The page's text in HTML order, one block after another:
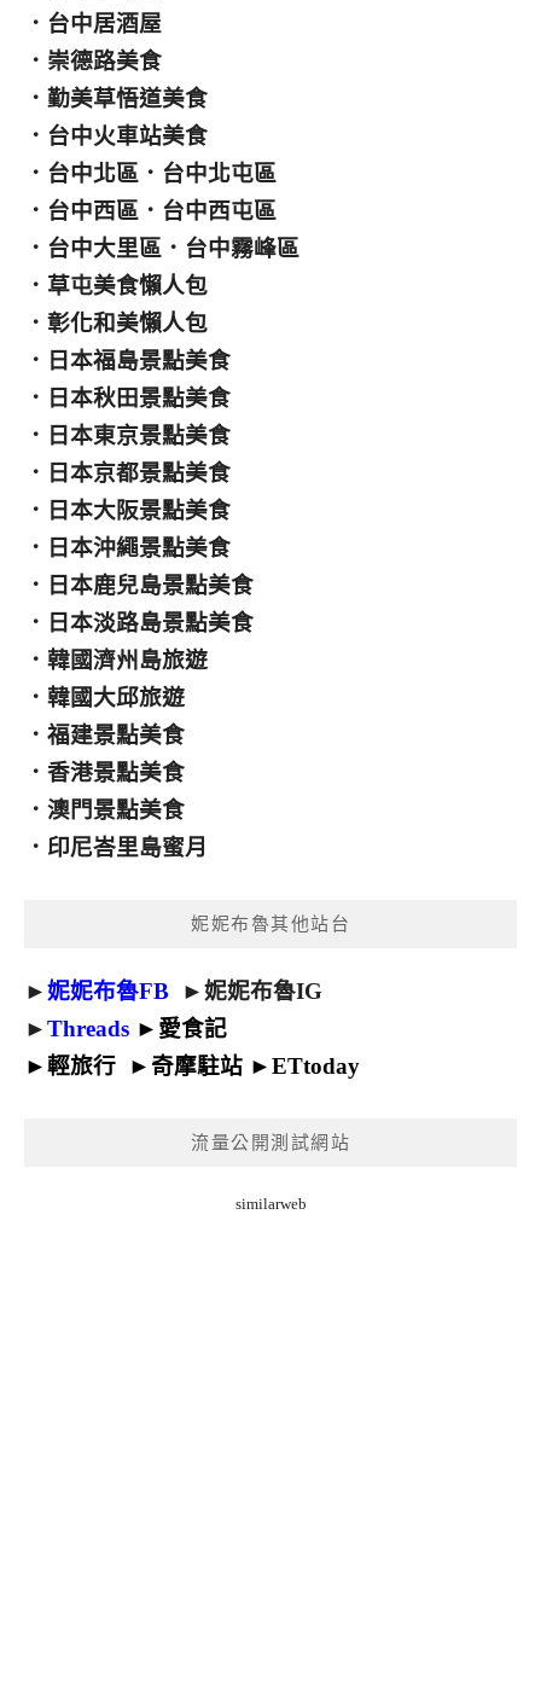
． 台中居酒屋
． 崇德路美食
． 勤美草悟道美食
． 台中火車站美食
． 台中北區 ． 台中北屯區
． 台中西區 ． 台中西屯區
． 台中大里區 ． 台中霧峰區
． 草屯美食懶人包
． 彰化和美懶人包
． 日本福島景點美食
． 日本秋田景點美食
． 日本東京景點美食
． 日本京都景點美食
． 日本大阪景點美食
． 日本沖繩景點美食
． 日本鹿兒島景點美食
． 日本淡路島景點美食
． 韓國濟州島旅遊
． 韓國大邱旅遊
． 福建景點美食
． 香港景點美食
． 澳門景點美食
． 印尼峇里島蜜月
妮妮布魯其他站台
►妮妮布魯FB ►妮妮布魯IG
►Threads ► 愛食記
►輕旅行 ► 奇摩駐站 ►ETtoday
流量公開測試網站
similarweb